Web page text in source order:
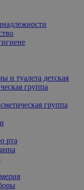
и туалета детская
группа
группа
рта